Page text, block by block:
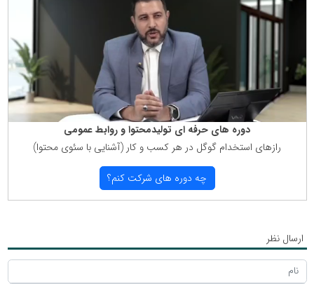
دوره های حرفه ای تولیدمحتوا و روابط عمومی
رازهای استخدام گوگل در هر كسب و كار (آشنایی با سئوی محتوا)
چه دوره های شركت كنم؟
ارسال نظر